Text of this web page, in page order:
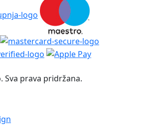
Sva prava pridržana.